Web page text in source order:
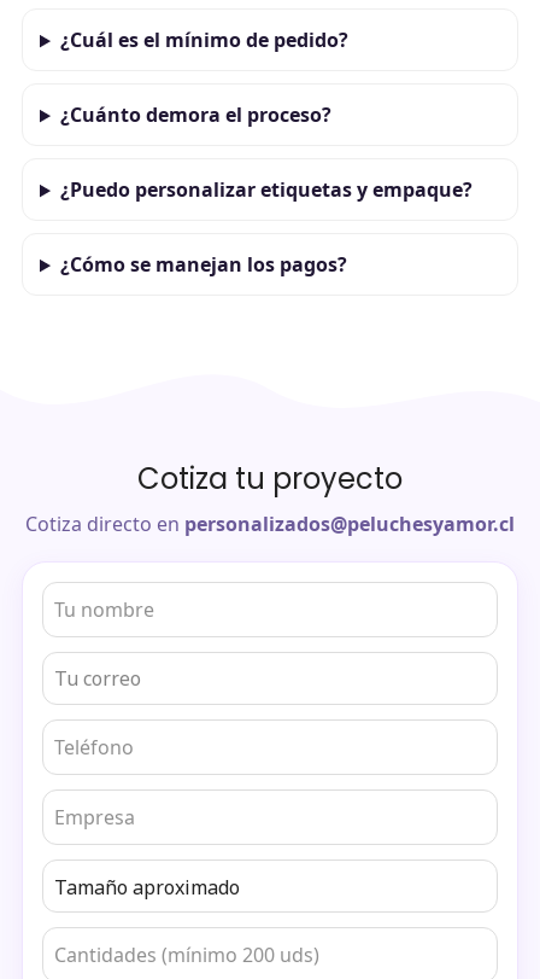
¿Cuál es el mínimo de pedido?
¿Cuánto demora el proceso?
¿Puedo personalizar etiquetas y empaque?
¿Cómo se manejan los pagos?
Cotiza tu proyecto
Cotiza directo en personalizados@peluchesyamor.cl